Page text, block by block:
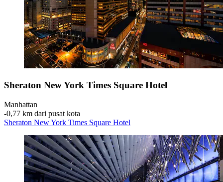
Sheraton New York Times Square Hotel
Manhattan
‐0,77 km dari pusat kota
Sheraton New York Times Square Hotel